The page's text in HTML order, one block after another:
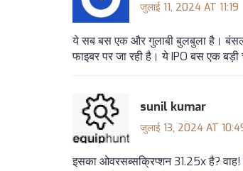
जुलाई 11, 2024 AT 11:19
ये सब बस एक और गुलाबी बुलबुला है। बंसल
फाइबर पर जा रही है। ये IPO बस एक
sunil kumar
जुलाई 13, 2024 AT
इसका ओवरसब्सक्रिप्शन 31.25x है?